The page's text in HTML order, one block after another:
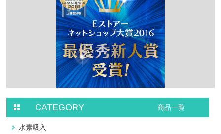
CATEGORY 商品一覧
水素吸入